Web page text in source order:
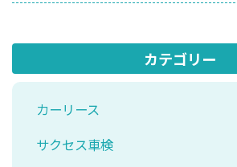
カテゴリー
カーリース
サクセス車検